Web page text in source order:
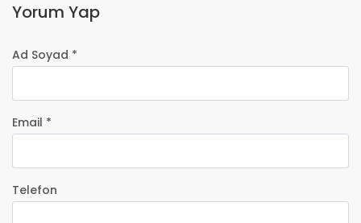
Yorum Yap
Ad Soyad *
Email *
Telefon